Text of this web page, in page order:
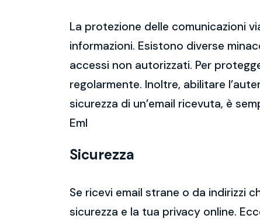
La protezione delle comunicazioni
informazioni. Esistono diverse
accessi non autorizzati. Per
regolarmente. Inoltre, abilitare
sicurezza di un’email ricevuta, è
Eml
Sicurezza
Se ricevi email strane o da indirizzi
sicurezza e la tua privacy online.